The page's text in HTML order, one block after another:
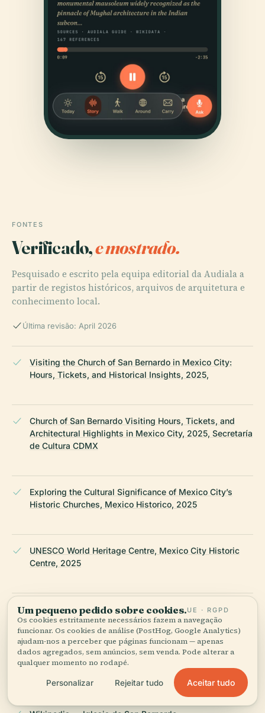
FONTES
Verificado,e mostrado.
Pesquisado e escrito pela equipa editorial da Audiala a
partir de registos históricos, arquivos de arquitetura e
conhecimento local.
Última revisão: April 2026
Visiting the Church of San Bernardo in Mexico City:
Hours, Tickets, and Historical Insights, 2025,
Church of San Bernardo Visiting Hours, Tickets, and
Architectural Highlights in Mexico City, 2025, Secretaría
de Cultura CDMX
Exploring the Cultural Significance of Mexico City’s
Historic Churches, Mexico Historico, 2025
UNESCO World Heritage Centre, Mexico City Historic
Centre, 2025
Nomadic Foodist, Tips for Mexico City, 2025
The Unconventional Route, Mexico City Travel Tips,
2025
Um pequeno pedido sobre cookies.UE · RGPD
Os cookies estritamente necessários fazem a navegação
funcionar. Os cookies de análise (PostHog, Google Analytics)
ajudam-nos a perceber que páginas funcionam — apenas
dados agregados, sem anúncios, sem venda. Pode alterar a
qualquer momento no rodapé.
Personalizar Rejeitar tudo Aceitar tudo